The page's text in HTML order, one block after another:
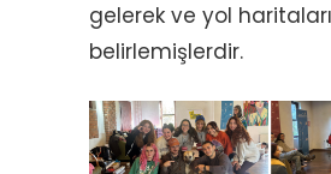
gelerek ve yol
belirlemişlerdir.